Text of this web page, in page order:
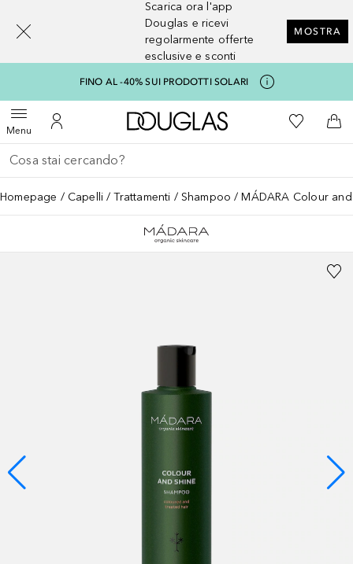
Scarica ora l'app
Douglas e ricevi
regolarmente offerte
esclusive e sconti
MOSTRA
FINO AL -40% SUI PRODOTTI SOLARI
MenuApri menuAl Mio Account
A Douglas HomeAlla Mia
Al
Torna indietro
Esegui ricerca
Homepage Capelli Trattamenti Shampoo MÁDARA Colour
[navigation.slideout.screenreader]